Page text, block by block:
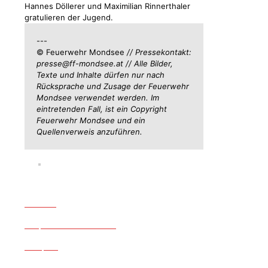
Hannes Döllerer und Maximilian Rinnerthaler
gratulieren der Jugend.
---
© Feuerwehr Mondsee // Pressekontakt:
presse@ff-mondsee.at // Alle Bilder,
Texte und Inhalte dürfen nur nach
Rücksprache und Zusage der Feuerwehr
Mondsee verwendet werden. Im
eintretenden Fall, ist ein Copyright
Feuerwehr Mondsee und ein
Quellenverweis anzuführen.